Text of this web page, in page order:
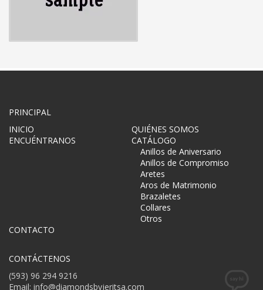
tellus. Ut ultrices ultrices enim.
pulvinar ullamcorper.
PRINCIPAL
INICIO
QUIÉNES SOMOS
ENCUÉNTRANOS
CATÁLOGO
Anillos de Aniversario
Anillos de Compromiso
Aretes
Aros de Matrimonio
Brazaletes
Collares
Otros
CONTACTO
CONTÁCTENOS
(593) 96 294 9216
Email: info@diamondsbyjeritsa.com